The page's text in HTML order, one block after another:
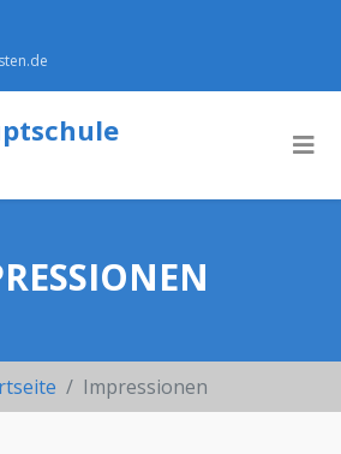
Impressionen